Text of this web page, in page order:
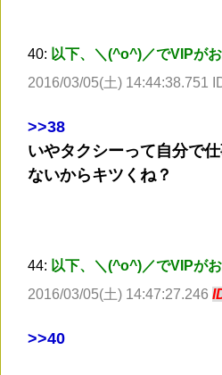
40: 以下、＼(^o^)／でVIPが
2016/03/05(土) 14:44:38.751
>>38
いやタクシーって自分で
ないからキツくね？
44: 以下、＼(^o^)／でVIPが
2016/03/05(土) 14:47:27.246
>>40